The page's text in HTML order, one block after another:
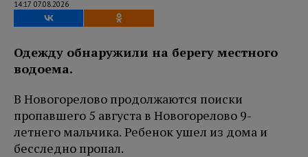
14:17 07.08.2026
Одежду обнаружили на берегу местного
водоема.
В Новогорелово продолжаются поиски
пропавшего 5 августа в Новогорелово 9-
летнего мальчика. Ребенок ушел из дома и
бесследно пропал.